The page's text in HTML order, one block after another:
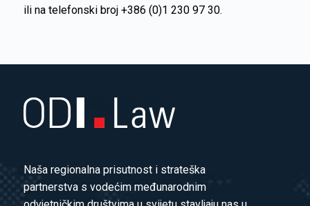
ili na telefonski broj +386 (0)1 230 97 30.
Naša regionalna prisutnost i strateška
partnerstva s vodećim međunarodnim